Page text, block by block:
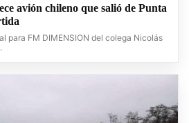
avión chileno que salió de Punta
para FM DIMENSION del colega Nicolás